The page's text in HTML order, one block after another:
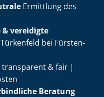
Ermittlung des
vereidigte
bei Fürs­ten­
& fair |
Beratung